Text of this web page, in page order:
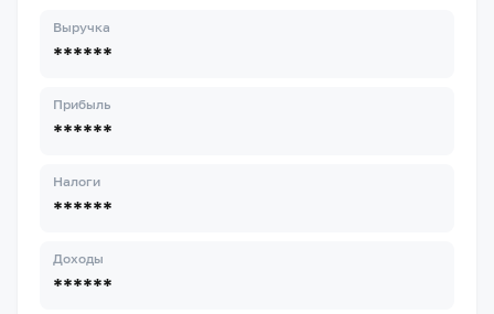
Выручка
******
Прибыль
******
Налоги
******
Доходы
******